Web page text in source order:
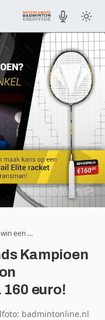
een …
Kampioen
euro!
badmintonline.nl